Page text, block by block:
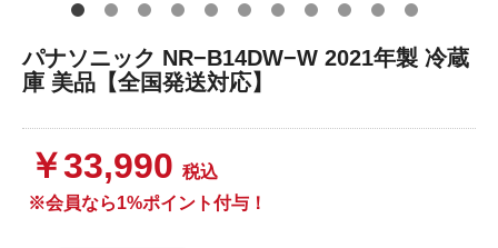
パナソニック NR−B14DW−W 2021年製 冷蔵
庫 美品【全国発送対応】
￥33,990 税込
※会員なら1%ポイント付与！